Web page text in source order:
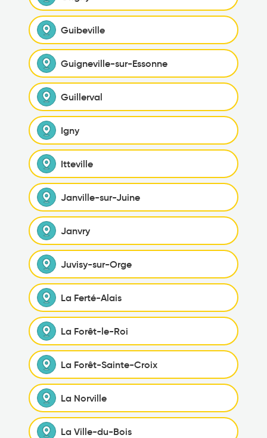
Guibeville
Guigneville-sur-Essonne
Guillerval
Igny
Itteville
Janville-sur-Juine
Janvry
Juvisy-sur-Orge
La Ferté-Alais
La Forêt-le-Roi
La Forêt-Sainte-Croix
La Norville
La Ville-du-Bois